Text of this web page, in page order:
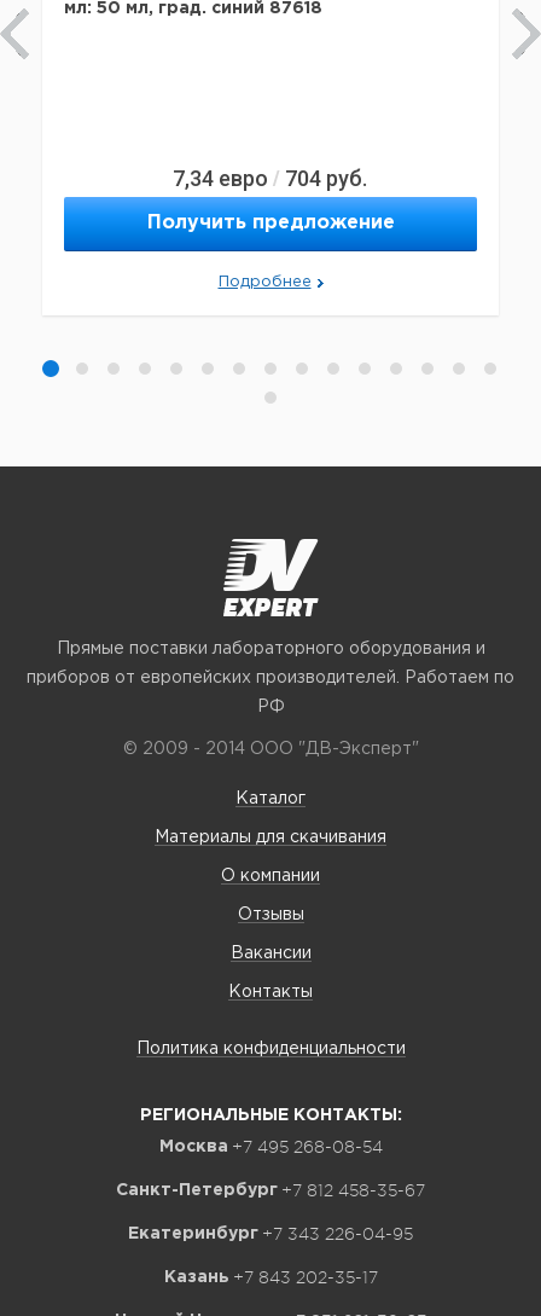
мл: 50 мл, град. синий 87618
7,34 евро / 704 руб.
Получить предложение
Подробнее
Прямые поставки лабораторного оборудования и
приборов от европейских производителей. Работаем по
РФ
© 2009 - 2014 ООО "ДВ-Эксперт"
Каталог
Материалы для скачивания
О компании
Отзывы
Вакансии
Контакты
Политика конфиденциальности
РЕГИОНАЛЬНЫЕ КОНТАКТЫ:
Москва +7 495 268-08-54
Санкт-Петербург +7 812 458-35-67
Екатеринбург +7 343 226-04-95
Казань +7 843 202-35-17